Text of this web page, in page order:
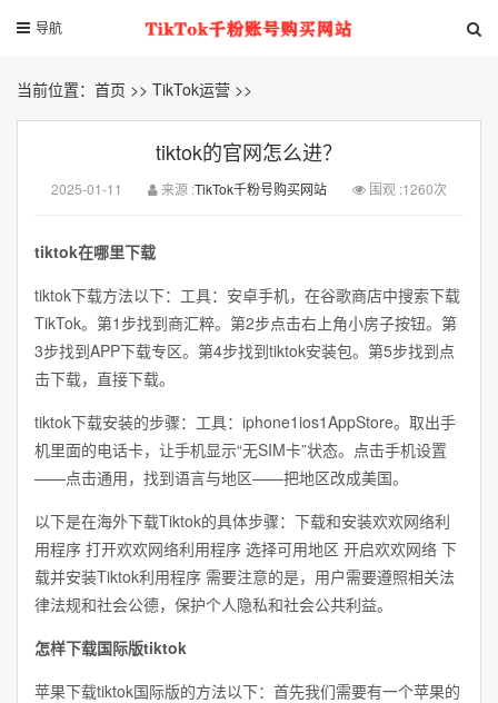
导航
当前位置： 首页 >> TikTok运营 >>
tiktok的官网怎么进？
2025-01-11 来源 :TikTok千粉号购买网站 围观 :1260次
tiktok在哪里下载
tiktok下载方法以下：工具：安卓手机，在谷歌商店中搜索下载
TikTok。第1步找到商汇粹。第2步点击右上角小房子按钮。第
3步找到APP下载专区。第4步找到tiktok安装包。第5步找到点
击下载，直接下载。
tiktok下载安装的步骤：工具：iphone1ios1AppStore。取出手
机里面的电话卡，让手机显示“无SIM卡”状态。点击手机设置
——点击通用，找到语言与地区——把地区改成美国。
以下是在海外下载Tiktok的具体步骤：下载和安装欢欢网络利
用程序 打开欢欢网络利用程序 选择可用地区 开启欢欢网络 下
载并安装Tiktok利用程序 需要注意的是，用户需要遵照相关法
律法规和社会公德，保护个人隐私和社会公共利益。
怎样下载国际版tiktok
苹果下载tiktok国际版的方法以下：首先我们需要有一个苹果的